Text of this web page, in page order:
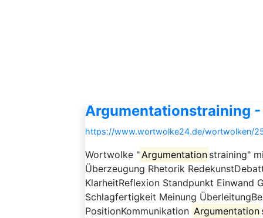
Argumentationstraining
https://www.wortwolke24.de/wortwolken/
Wortwolke "Argumentation straining"
Überzeugung Rhetorik
KlarheitReflexion Standpunkt Einwand
Schlagfertigkeit Meinung
PositionKommunikation Argumentation